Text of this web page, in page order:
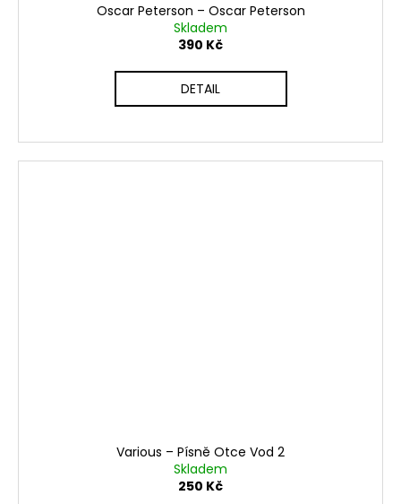
Oscar Peterson ‎– Oscar Peterson
Skladem
390 Kč
DETAIL
Various ‎– Písně Otce Vod 2
Skladem
250 Kč